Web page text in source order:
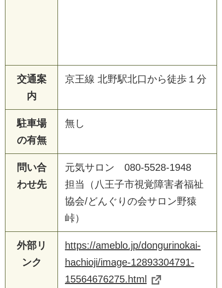
交通案
内
京王線 北野駅北口から徒歩１分
駐車場
の有無
無し
問い合
わせ先
元気サロン 080-5528-1948
担当（八王子市視覚障害者福祉
協会/どんぐりの会サロン野猿
峠）
外部リ
ンク
https://ameblo.jp/dongurinokai-
hachioji/image-12893304791-
15564676275.html